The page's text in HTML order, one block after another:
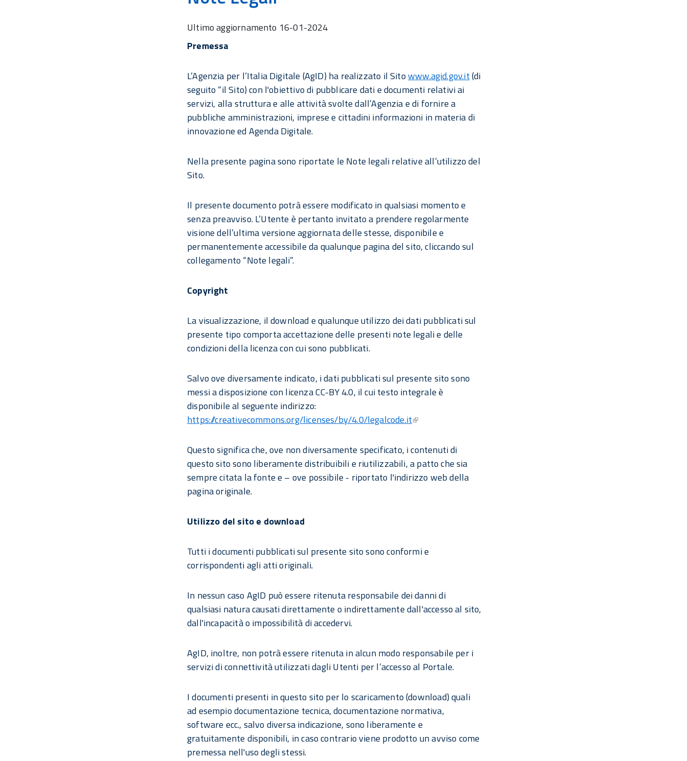
Ultimo aggiornamento 16-01-2024
Premessa
L’Agenzia per l’Italia Digitale (AgID) ha realizzato il Sitowww.agid.gov.it(di
seguito “il Sito) con l'obiettivo di pubblicare dati e documenti relativi ai
servizi, alla struttura e alle attività svolte dall’Agenzia e di fornire a
pubbliche amministrazioni, imprese e cittadini informazioni in materia di
innovazione ed Agenda Digitale.
Nella presente pagina sono riportate le Note legali relative all’utilizzo del
Sito.
Il presente documento potrà essere modificato in qualsiasi momento e
senza preavviso. L’Utente è pertanto invitato a prendere regolarmente
visione dell’ultima versione aggiornata delle stesse, disponibile e
permanentemente accessibile da qualunque pagina del sito, cliccando sul
collegamento “Note legali”.
Copyright
La visualizzazione, il download e qualunque utilizzo dei dati pubblicati sul
presente tipo comporta accettazione delle presenti note legali e delle
condizioni della licenza con cui sono pubblicati.
Salvo ove diversamente indicato, i dati pubblicati sul presente sito sono
messi a disposizione con licenza CC-BY 4.0, il cui testo integrale è
disponibile al seguente indirizzo:
https://creativecommons.org/licenses/by/4.0/legalcode.it
Questo significa che, ove non diversamente specificato, i contenuti di
questo sito sono liberamente distribuibili e riutilizzabili, a patto che sia
sempre citata la fonte e – ove possibile - riportato l'indirizzo web della
pagina originale.
Utilizzo del sito e download
Tutti i documenti pubblicati sul presente sito sono conformi e
corrispondenti agli atti originali.
In nessun caso AgID può essere ritenuta responsabile dei danni di
qualsiasi natura causati direttamente o indirettamente dall'accesso al sito,
dall'incapacità o impossibilità di accedervi.
AgID, inoltre, non potrà essere ritenuta in alcun modo responsabile per i
servizi di connettività utilizzati dagli Utenti per l’accesso al Portale.
I documenti presenti in questo sito per lo scaricamento (download) quali
ad esempio documentazione tecnica, documentazione normativa,
software ecc., salvo diversa indicazione, sono liberamente e
gratuitamente disponibili, in caso contrario viene prodotto un avviso come
premessa nell'uso degli stessi.